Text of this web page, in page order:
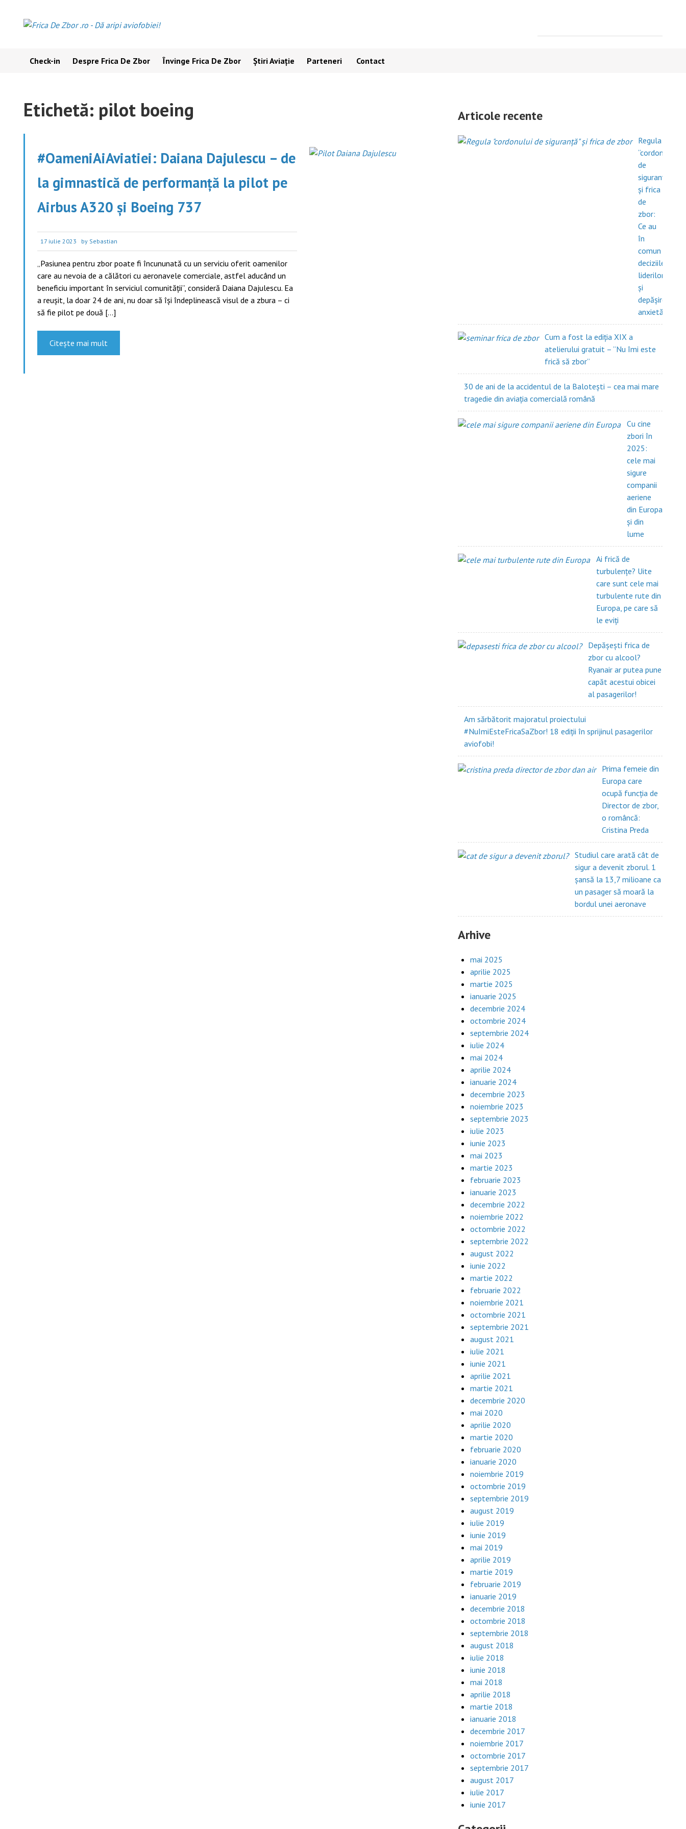
content
Check-in Despre Frica De Zbor Învinge Frica De Zbor Știri Aviație Parteneri Contact
Etichetă: pilot boeing
#OameniAiAviatiei: Daiana Dajulescu – de
la gimnastică de performanță la pilot pe
Airbus A320 și Boeing 737
17 iulie 2023 by Sebastian
„Pasiunea pentru zbor poate fi încununată cu un serviciu oferit oamenilor
care au nevoia de a călători cu aeronavele comerciale, astfel aducând un
beneficiu important în serviciul comunității”, consideră Daiana Dajulescu. Ea
a reușit, la doar 24 de ani, nu doar să își îndeplinească visul de a zbura – ci
să fie pilot pe două […]
Citește mai mult
Articole recente
Regula
“cordonului
de
siguranță”
și frica
de
zbor:
Ce au
în
comun
deciziile
liderilor
și
depășirea
anxietății?
Cum a fost la ediția XIX a
atelierului gratuit – ”Nu îmi este
frică să zbor”
30 de ani de la accidentul de la Balotești – cea mai mare
tragedie din aviația comercială română
Cu cine
zbori în
2025:
cele mai
sigure
companii
aeriene
din Europa
și din
lume
Ai frică de
turbulențe? Uite
care sunt cele mai
turbulente rute din
Europa, pe care să
le eviți
Depășești frica de
zbor cu alcool?
Ryanair ar putea pune
capăt acestui obicei
al pasagerilor!
Am sărbătorit majoratul proiectului
#NuImiEsteFricaSaZbor! 18 ediții în sprijinul pasagerilor
aviofobi!
Prima femeie din
Europa care
ocupă funcția de
Director de zbor,
o româncă:
Cristina Preda
Studiul care arată cât de
sigur a devenit zborul. 1
șansă la 13,7 milioane ca
un pasager să moară la
bordul unei aeronave
Arhive
mai 2025
aprilie 2025
martie 2025
ianuarie 2025
decembrie 2024
octombrie 2024
septembrie 2024
iulie 2024
mai 2024
aprilie 2024
ianuarie 2024
decembrie 2023
noiembrie 2023
septembrie 2023
iulie 2023
iunie 2023
mai 2023
martie 2023
februarie 2023
ianuarie 2023
decembrie 2022
noiembrie 2022
octombrie 2022
septembrie 2022
august 2022
iunie 2022
martie 2022
februarie 2022
noiembrie 2021
octombrie 2021
septembrie 2021
august 2021
iulie 2021
iunie 2021
aprilie 2021
martie 2021
decembrie 2020
mai 2020
aprilie 2020
martie 2020
februarie 2020
ianuarie 2020
noiembrie 2019
octombrie 2019
septembrie 2019
august 2019
iulie 2019
iunie 2019
mai 2019
aprilie 2019
martie 2019
februarie 2019
ianuarie 2019
decembrie 2018
octombrie 2018
septembrie 2018
august 2018
iulie 2018
iunie 2018
mai 2018
aprilie 2018
martie 2018
ianuarie 2018
decembrie 2017
noiembrie 2017
octombrie 2017
septembrie 2017
august 2017
iulie 2017
iunie 2017